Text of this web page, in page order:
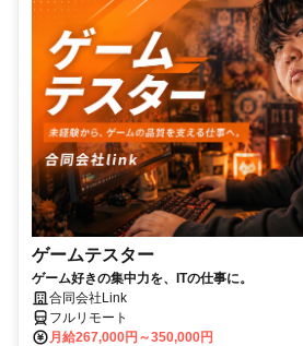
ゲームテスター
ゲーム好きの集中力を、ITの仕事に。
合同会社Link
フルリモート
月給267,000円～350,000円